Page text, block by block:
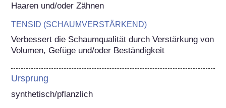
Haaren und/oder Zähnen
TENSID (SCHAUMVERSTÄRKEND)
Verbessert die Schaumqualität durch Verstärkung von
Volumen, Gefüge und/oder Beständigkeit
Ursprung
synthetisch/pflanzlich